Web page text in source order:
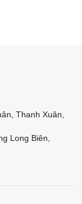
Thanh Xuân,
Long Biên,